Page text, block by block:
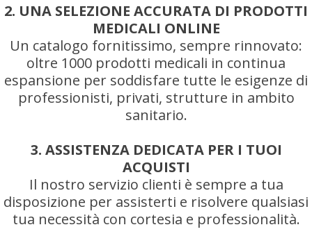
2. UNA SELEZIONE ACCURATA DI PRODOTTI
MEDICALI ONLINE
Un catalogo fornitissimo, sempre rinnovato:
oltre 1000 prodotti medicali in continua
espansione per soddisfare tutte le esigenze di
professionisti, privati, strutture in ambito
sanitario.
3. ASSISTENZA DEDICATA PER I TUOI
ACQUISTI
Il nostro servizio clienti è sempre a tua
disposizione per assisterti e risolvere qualsiasi
tua necessità con cortesia e professionalità.